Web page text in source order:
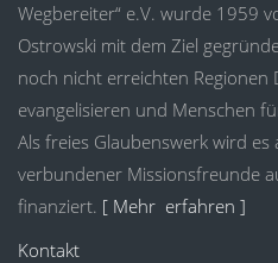
Wegbereiter“ e.V. wurde 1959
Ostrowski mit dem Ziel
noch nicht erreichten Regionen
evangelisieren und Menschen
Als freies Glaubenswerk wird
verbundener Missionsfreunde
finanziert. [ Mehr erfahren ]
Kontakt